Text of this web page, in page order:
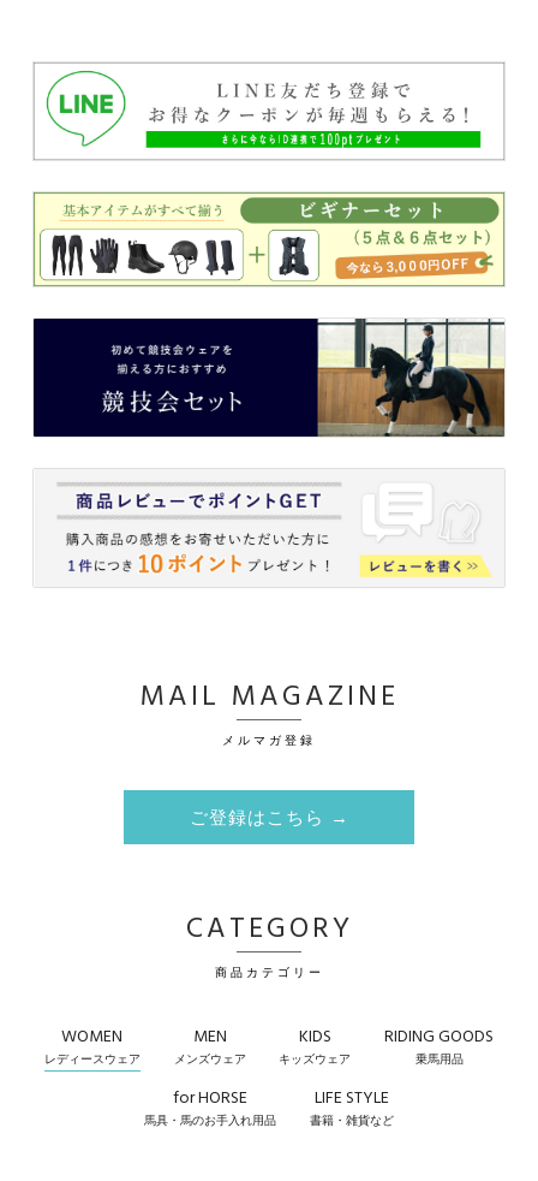
MAIL MAGAZINE
メルマガ登録
ご登録はこちら →
CATEGORY
商品カテゴリー
WOMEN
レディースウェア
MEN
メンズウェア
KIDS
キッズウェア
RIDING GOODS
乗馬用品
for HORSE
馬具・馬のお手入れ用品
LIFE STYLE
書籍・雑貨など